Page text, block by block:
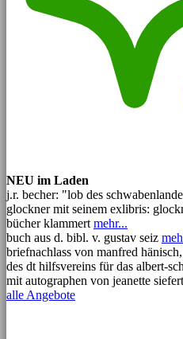
NEU im Laden
j.r. becher: "lob des
glockner mit seinem exlibris:
bücher klammert mehr...
buch aus d. bibl. v. gustav seiz
briefnachlass von manfred
des dt hilfsvereins für das albert-
mit autographen von jeanette
alle Angebote